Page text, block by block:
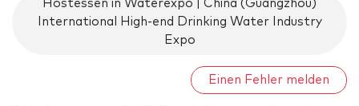
Hostessen in Waterexpo | China (Guangzhou)
International High-end Drinking Water Industry
Expo
Einen Fehler melden